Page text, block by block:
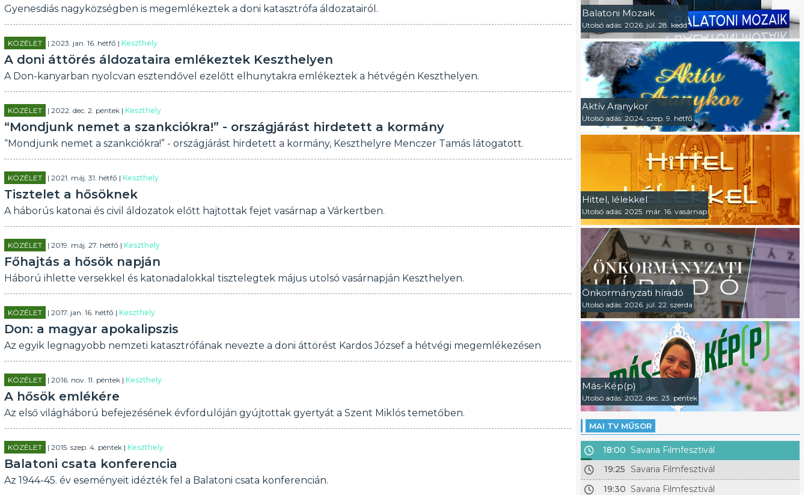
Gyenesdiás nagyközségben is megemlékeztek a doni katasztrófa áldozatairól.
KÖZÉLET | 2023. jan. 16. hétfő | Keszthely
A doni áttörés áldozataira emlékeztek Keszthelyen
A Don-kanyarban nyolcvan esztendővel ezelőtt elhunytakra emlékeztek a hétvégén Keszthelyen.
KÖZÉLET | 2022. dec. 2. péntek | Keszthely
“Mondjunk nemet a szankciókra!” - országjárást hirdetett a kormány
“Mondjunk nemet a szankciókra!” - országjárást hirdetett a kormány, Keszthelyre Menczer Tamás látogatott.
KÖZÉLET | 2021. máj. 31. hétfő | Keszthely
Tisztelet a hősöknek
A háborús katonai és civil áldozatok előtt hajtottak fejet vasárnap a Várkertben.
KÖZÉLET | 2019. máj. 27. hétfő | Keszthely
Főhajtás a hősök napján
Háború ihlette versekkel és katonadalokkal tisztelegtek május utolsó vasárnapján Keszthelyen.
KÖZÉLET | 2017. jan. 16. hétfő | Keszthely
Don: a magyar apokalipszis
Az egyik legnagyobb nemzeti katasztrófának nevezte a doni áttörést Kardos József a hétvégi megemlékezésen
KÖZÉLET | 2016. nov. 11. péntek | Keszthely
A hősök emlékére
Az első világháború befejezésének évfordulóján gyújtottak gyertyát a Szent Miklós temetőben.
KÖZÉLET | 2015. szep. 4. péntek | Keszthely
Balatoni csata konferencia
Az 1944-45. év eseményeit idézték fel a Balatoni csata konferencián.
Balatoni Mozaik
Utolsó adás: 2026. júl. 28. kedd
Aktív Aranykor
Utolsó adás: 2024. szep. 9. hétfő
Hittel, lélekkel
Utolsó adás: 2025. már. 16. vasárnap
Önkormányzati híradó
Utolsó adás: 2026. júl. 22. szerda
Más-Kép(p)
Utolsó adás: 2022. dec. 23. péntek
MAI TV MŰSOR
18:00 Savaria Filmfesztivál
19:25
Savaria Filmfesztivál
19:30 Savaria Filmfesztivál